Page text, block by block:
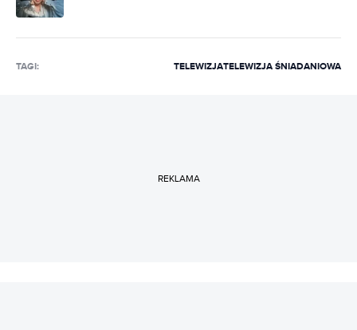
TAGI: TELEWIZJATELEWIZJA ŚNIADANIOWA
REKLAMA